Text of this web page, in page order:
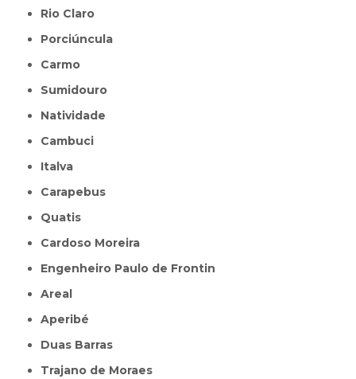
Rio Claro
Porciúncula
Carmo
Sumidouro
Natividade
Cambuci
Italva
Carapebus
Quatis
Cardoso Moreira
Engenheiro Paulo de Frontin
Areal
Aperibé
Duas Barras
Trajano de Moraes